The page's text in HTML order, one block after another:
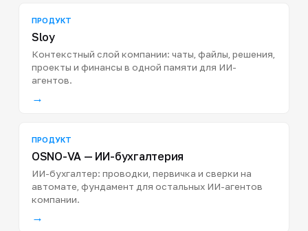
ПРОДУКТ
Sloy
Контекстный слой компании: чаты, файлы, решения,
проекты и финансы в одной памяти для ИИ-
агентов.
→
ПРОДУКТ
OSNO-VA — ИИ-бухгалтерия
ИИ-бухгалтер: проводки, первичка и сверки на
автомате, фундамент для остальных ИИ-агентов
компании.
→